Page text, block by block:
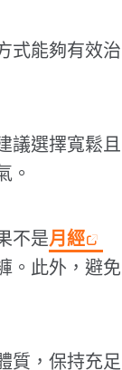
式能夠有效治
議選擇寬鬆且
。
不是月經
。此外，避免
質，保持充足